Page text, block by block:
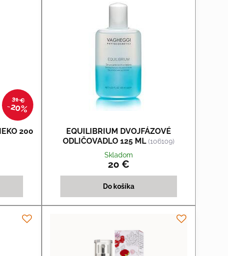
31 €
20%
200
EQUILIBRIUM DVOJFÁZOVÉ
ODLIČOVADLO 125 ML (106109)
Skladom
20 €
Do košíka